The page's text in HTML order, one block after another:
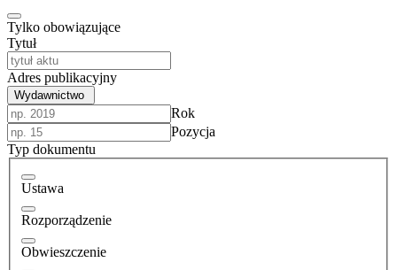
Tylko obowiązujące
Tytuł
Adres publikacyjny
Wydawnictwo
Rok
Pozycja
Typ dokumentu
Ustawa
Rozporządzenie
Obwieszczenie